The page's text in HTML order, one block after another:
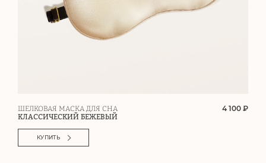
ШЕЛКОВАЯ МАСКА ДЛЯ СНА
КЛАССИЧЕСКИЙ БЕЖЕВЫЙ
4 100 ₽
КУПИТЬ